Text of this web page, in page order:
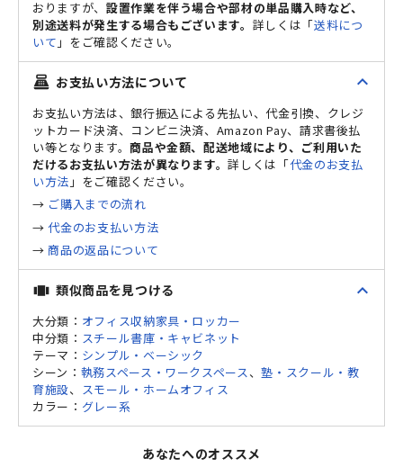
おりますが、 設置作業を伴う場合や部材の単品購入時など、
別途送料が発生する場合もございます。 詳しくは「送料につ
いて 」をご確認ください。
point_of_sale お支払い方法について expand_less
お支払い方法は、銀行振込による先払い、代金引換、クレジ
ットカード決済、コンビニ決済、Amazon Pay、請求書後払
い等となります。商品や金額、配送地域により、ご利用いた
だけるお支払い方法が異なります。詳しくは「代金のお支払
い方法 」をご確認ください。
→ ご購入までの流れ
→代金のお支払い方法
→ 商品の返品について
view_carousel 類似商品を見つける expand_less
大分類： オフィス収納家具・ロッカー
中分類： スチール書庫・キャビネット
テーマ： シンプル・ベーシック
シーン： 執務スペース・ワークスペース、塾・スクール・教
育施設、 スモール・ホームオフィス
カラー： グレー系
あなたへのオススメ